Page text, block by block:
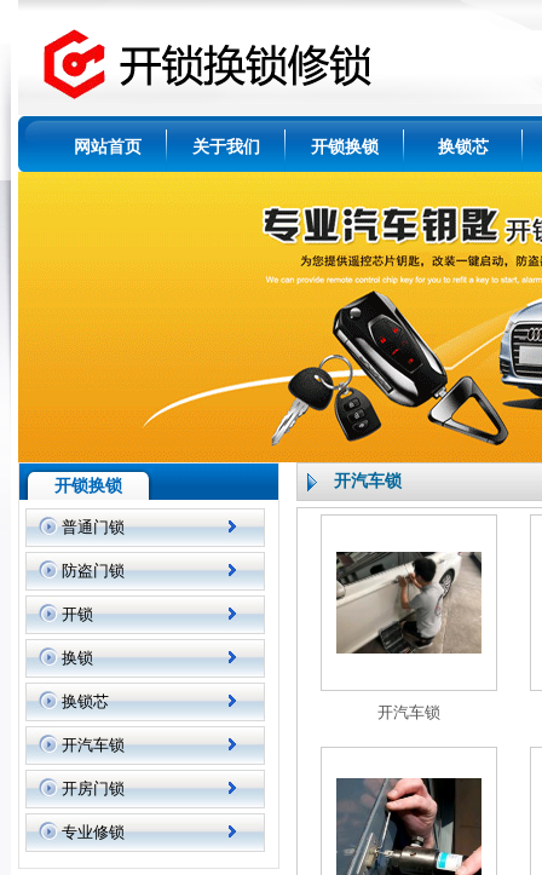
网站首页 关于我们 开锁换锁 换锁芯
开锁换锁
普通门锁
防盗门锁
开锁
换锁
换锁芯
开汽车锁
开房门锁
专业修锁
开汽车锁
开汽车锁